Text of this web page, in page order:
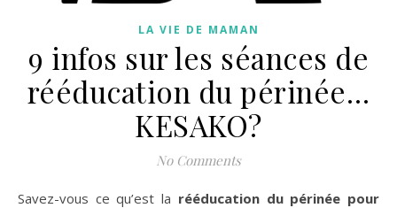
LA VIE DE MAMAN
9 infos sur les séances de
rééducation du périnée…
KESAKO?
No Comments
Savez-vous ce qu’est la rééducation du périnée pour